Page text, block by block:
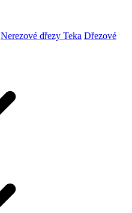
Nerezové dřezy Teka Dřezové